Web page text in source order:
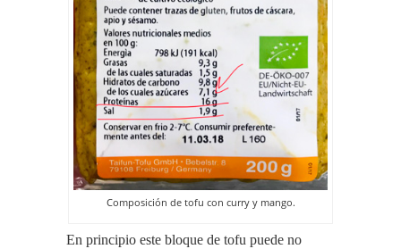
Composición de tofu con curry y mango.
En principio este bloque de tofu puede no